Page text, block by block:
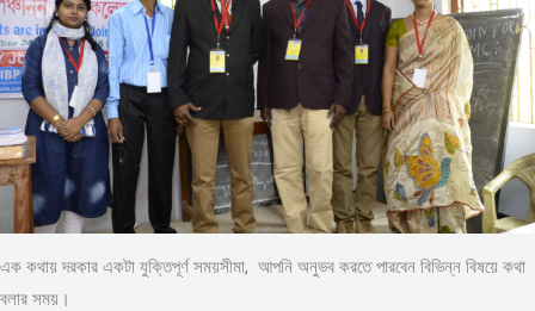
এক কথায় দরকার একটা যুক্তিপূর্ণ সময়সীমা, আপনি অনুভব করতে পারবেন বিভিন্ন বিষয়ে কথা
বলার সময়।